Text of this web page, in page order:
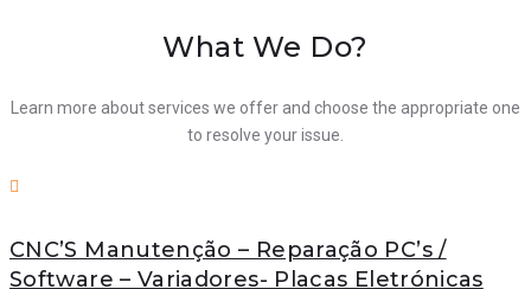
What We Do?
Learn more about services we offer and choose the appropriate one
to resolve your issue.
CNC’S Manutenção – Reparação PC’s /
Software – Variadores- Placas Eletrónicas